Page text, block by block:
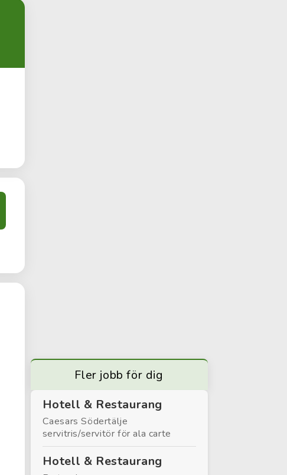
Fler jobb för dig
Hotell & Restaurang
Caesars Södertälje
servitris/servitör för ala carte
Hotell & Restaurang